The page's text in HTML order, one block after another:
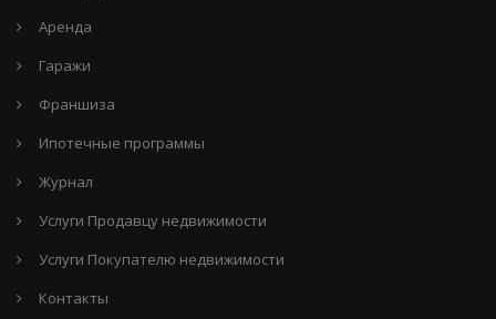
Аренда
Гаражи
Франшиза
Ипотечные программы
Журнал
Услуги Продавцу недвижимости
Услуги Покупателю недвижимости
Контакты